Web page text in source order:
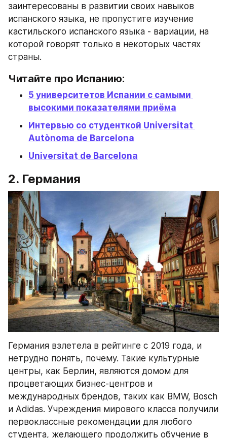
заинтересованы в развитии своих навыков
испанского языка, не пропустите изучение
кастильского испанского языка - вариации, на
которой говорят только в некоторых частях
страны.
Читайте про Испанию:
5 университетов Испании с самыми
высокими показателями приёма
Интервью со студенткой Universitat
Autònoma de Barcelona
Universitat de Barcelona
2. Германия
Германия взлетела в рейтинге с 2019 года, и
нетрудно понять, почему. Такие культурные
центры, как Берлин, являются домом для
процветающих бизнес-центров и
международных брендов, таких как BMW, Bosch
и Adidas. Учреждения мирового класса получили
первоклассные рекомендации для любого
студента, желающего продолжить обучение в